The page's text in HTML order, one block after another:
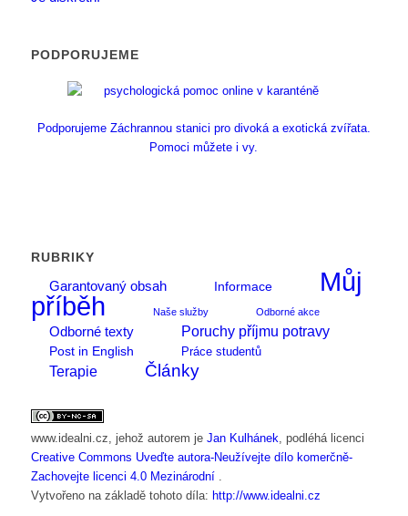
PODPORUJEME
Podporujeme Záchrannou stanici pro divoká a exotická zvířata.
Pomoci můžete i vy.
RUBRIKY
Garantovaný obsah
Informace
Můj
příběh
Naše služby Odborné akce
Odborné texty Poruchy příjmu potravy
Post in English Práce studentů
Terapie Články
www.idealni.cz , jehož autorem je Jan Kulhánek , podléhá licenci
Creative Commons Uveďte autora-Neužívejte dílo komerčně-
Zachovejte licenci 4.0 Mezinárodní
Vytvořeno na základě tohoto díla: http://www.idealni.cz